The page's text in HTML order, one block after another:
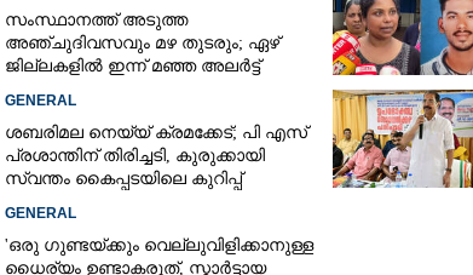
സംസ്ഥാനത്ത് അടുത്ത
അ‌ഞ്ചുദിവസവും മഴ തുടരും; ഏഴ്
ജില്ലകളിൽ ഇന്ന് മഞ്ഞ അലർട്ട്
GENERAL
ശബരിമല നെയ്യ് ക്രമക്കേട്; പി എസ്
പ്രശാന്തിന് തിരിച്ചടി, കുരുക്കായി
സ്വന്തം കൈപ്പടയിലെ കുറിപ്പ്
GENERAL
'ഒരു ഗുണ്ടയ്ക്കും വെല്ലുവിളിക്കാനുള്ള
ധൈര്യം ഉണ്ടാകരുത്, സ്മാർട്ടായ
ലക്ഷ്മിപ്രിയയ്ക്കും ശ്വേതയ്ക്കും എതിരെ